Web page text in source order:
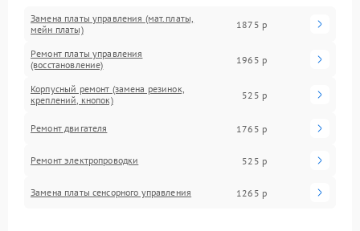
Замена платы управления (мат.платы,
мейн платы)
1875 р
Ремонт платы управления
(восстановление)
1965 р
Корпусный ремонт (замена резинок,
креплений, кнопок)
525 р
Ремонт двигателя 1765 р
Ремонт электропроводки 525 р
Замена платы сенсорного управления 1265 р